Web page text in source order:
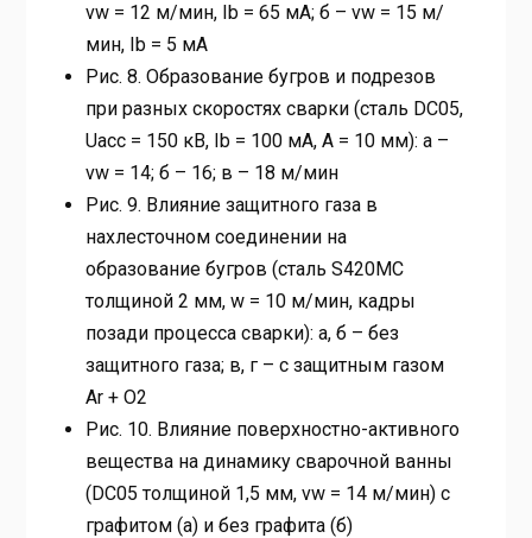
vw = 12 м/мин, Іb = 65 мА; б – vw = 15 м/
мин, Іb = 5 мА
Рис. 8. Образование бугров и подрезов
при разных скоростях сварки (сталь DC05,
Uacc = 150 кВ, Іb = 100 мА, А = 10 мм): а –
vw = 14; б – 16; в – 18 м/мин
Рис. 9. Влияние защитного газа в
нахлесточном соединении на
образование бугров (сталь S420MC
толщиной 2 мм, ѵw = 10 м/мин, кадры
позади процесса сварки): а, б – без
защитного газа; в, г – с защитным газом
Ar + O2
Рис. 10. Влияние поверхностно-активного
вещества на динамику сварочной ванны
(DC05 толщиной 1,5 мм, vw = 14 м/мин) с
графитом (а) и без графита (б)